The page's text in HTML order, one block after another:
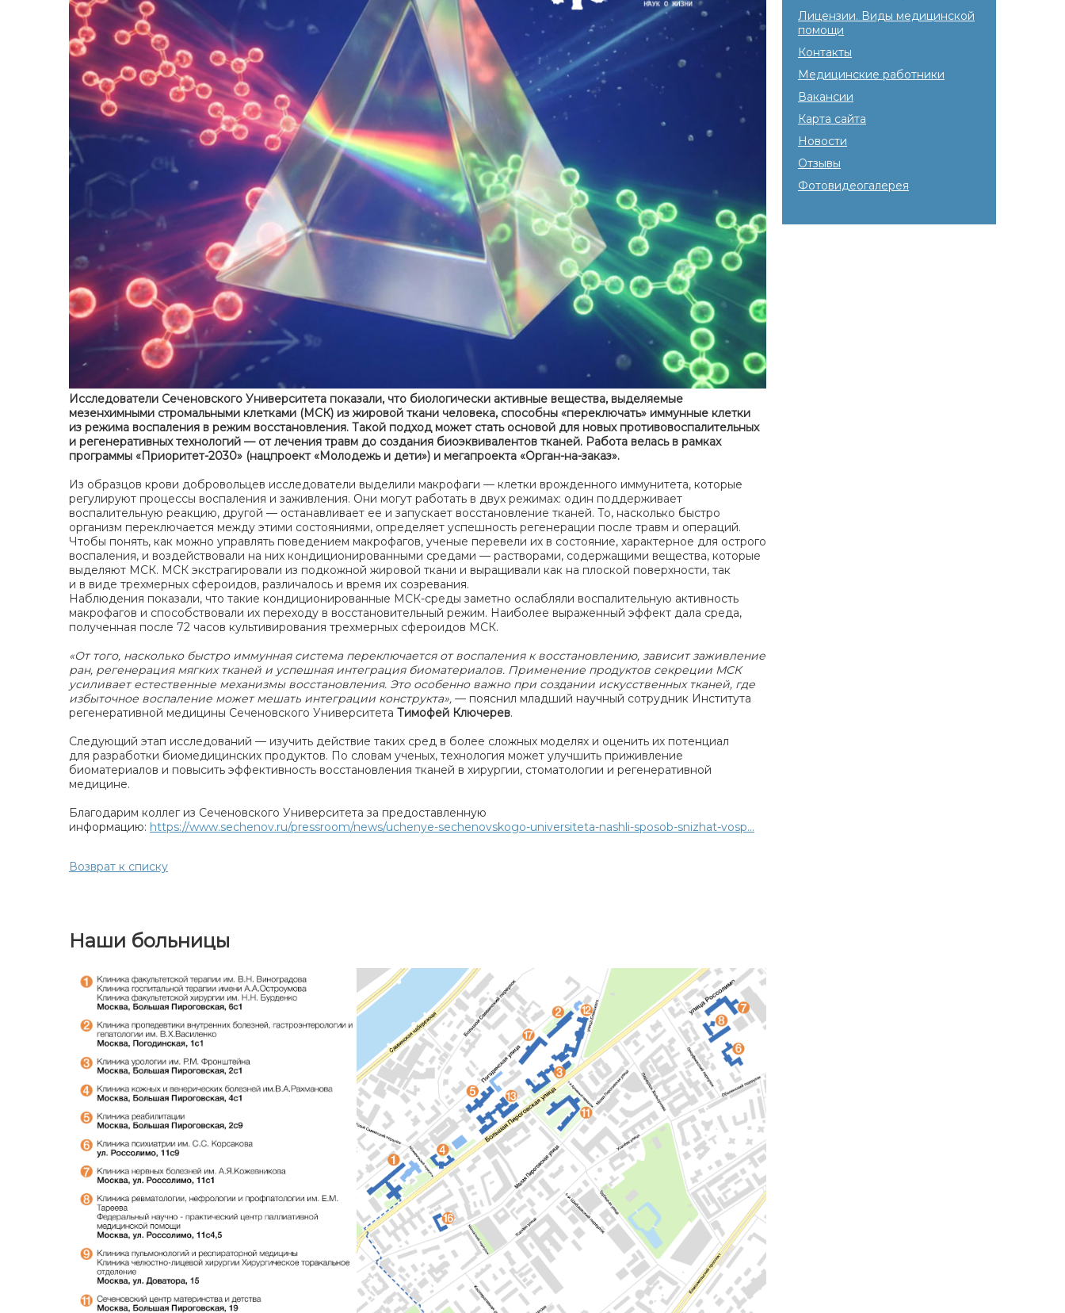
Исследователи Сеченовского Университета показали, что биологически активные вещества, выделяемые
мезенхимными стромальными клетками (МСК) из жировой ткани человека, способны «переключать» иммунные клетки
из режима воспаления в режим восстановления. Такой подход может стать основой для новых противовоспалительных
и регенеративных технологий — от лечения травм до создания биоэквивалентов тканей. Работа велась в рамках
программы «Приоритет-2030» (нацпроект «Молодежь и дети») и мегапроекта «Орган-на-заказ».
Из образцов крови добровольцев исследователи выделили макрофаги — клетки врожденного иммунитета, которые
регулируют процессы воспаления и заживления. Они могут работать в двух режимах: один поддерживает
воспалительную реакцию, другой — останавливает ее и запускает восстановление тканей. То, насколько быстро
организм переключается между этими состояниями, определяет успешность регенерации после травм и операций.
Чтобы понять, как можно управлять поведением макрофагов, ученые перевели их в состояние, характерное для острого
воспаления, и воздействовали на них кондиционированными средами — растворами, содержащими вещества, которые
выделяют МСК. МСК экстрагировали из подкожной жировой ткани и выращивали как на плоской поверхности, так
и в виде трехмерных сфероидов, различалось и время их созревания.
Наблюдения показали, что такие кондиционированные МСК-среды заметно ослабляли воспалительную активность
макрофагов и способствовали их переходу в восстановительный режим. Наиболее выраженный эффект дала среда,
полученная после 72 часов культивирования трехмерных сфероидов МСК.
«От того, насколько быстро иммунная система переключается от воспаления к восстановлению, зависит заживление
ран, регенерация мягких тканей и успешная интеграция биоматериалов. Применение продуктов секреции МСК
усиливает естественные механизмы восстановления. Это особенно важно при создании искусственных тканей, где
избыточное воспаление может мешать интеграции конструкта», — пояснил младший научный сотрудник Института
регенеративной медицины Сеченовского Университета Тимофей Ключерев.
Следующий этап исследований — изучить действие таких сред в более сложных моделях и оценить их потенциал
для разработки биомедицинских продуктов. По словам ученых, технология может улучшить приживление
биоматериалов и повысить эффективность восстановления тканей в хирургии, стоматологии и регенеративной
медицине.
Благодарим коллег из Сеченовского Университета за предоставленную
информацию: https://www.sechenov.ru/pressroom/news/uchenye-sechenovskogo-universiteta-nashli-sposob-snizhat-vosp...
Возврат к списку
Наши больницы
Лицензии. Виды медицинской
помощи
Контакты
Медицинские работники
Вакансии
Карта сайта
Новости
Отзывы
Фотовидеогалерея